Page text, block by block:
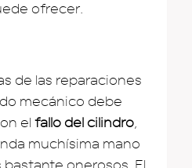
ofrecer.
de las reparaciones
mecánico debe
el fallo del cilindro
muchísima mano